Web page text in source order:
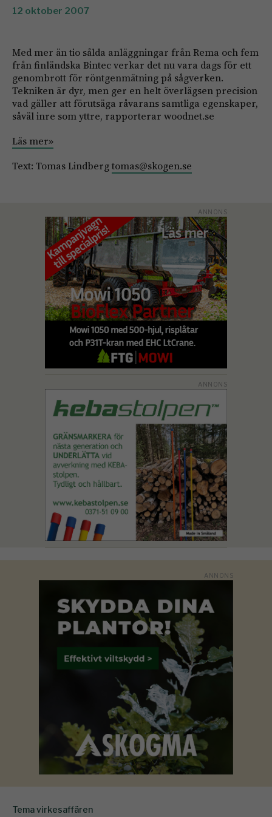
12 oktober 2007
Med mer än tio sålda anläggningar från Rema och fem
från finländska Bintec verkar det nu vara dags för ett
genombrott för röntgenmätning på sågverken.
Tekniken är dyr, men ger en helt överlägsen precision
vad gäller att förutsäga råvarans samtliga egenskaper,
såväl inre som yttre, rapporterar woodnet.se
Läs mer»
Text: Tomas Lindbergtomas@skogen.se
Tema virkesaffären